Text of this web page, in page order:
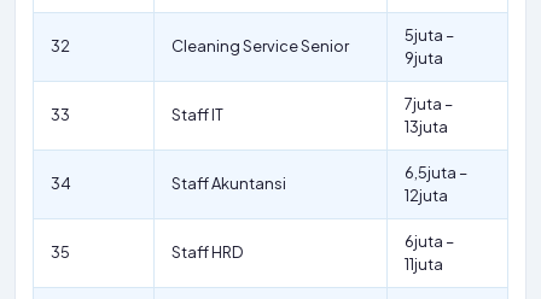
32 Cleaning Service Senior
5juta –
9juta
33 Staff IT
7juta –
13juta
34 Staff Akuntansi
6,5juta –
12juta
35 Staff HRD
6juta –
11juta